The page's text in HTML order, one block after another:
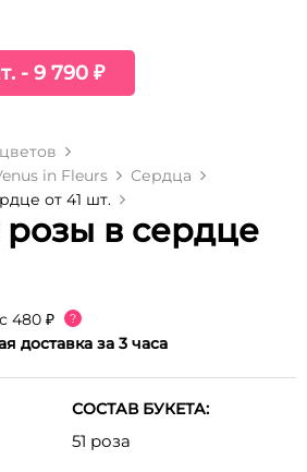
- 9 790 ₽
in Fleurs
Сердца
от 41 шт.
в сердце
480 ₽ ?
доставка за 3 часа
СОСТАВ БУКЕТА:
51 роза